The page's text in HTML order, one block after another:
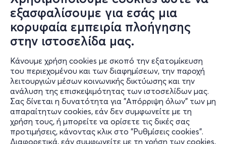
εξασφαλίσουμε για εσάς μια
κορυφαία εμπειρία πλοήγησης
στην ιστοσελίδα μας.
Κάνουμε χρήση cookies με σκοπό την εξατομίκευση
του περιεχομένου και των διαφημίσεων, την παροχή
λειτουργιών μέσων κοινωνικής δικτύωσης και την
ανάλυση της επισκεψιμότητας των ιστοσελίδων μας.
Σας δίνεται η δυνατότητα για "Απόρριψη όλων" των μη
απαραίτητων cookies, εάν δεν συμφωνείτε με τη
χρήση τους, ή μπορείτε να ορίσετε τις δικές σας
προτιμήσεις, κάνοντας κλικ στο "Ρυθμίσεις cookies".
Διαφορετικά, εάν συμφωνείτε με τη χρήση των cookies,
Cine Αλέκος Χρυσοστομίδης - Κερατσίνι,
Κερατσίνι 18757
Toy Story 5
4€